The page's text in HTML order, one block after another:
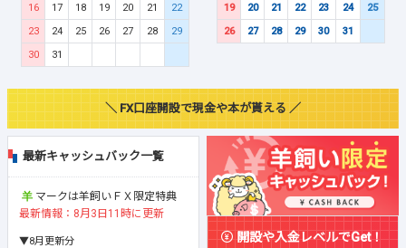
16
17 18 19 20 21
22
23
24 25 26 27 28
29
30
31
19
20 21 22 23 24
25
26
27 28 29 30 31
＼ FX口座開設で現金や本が貰える ／
最新キャッシュバック一覧
マークは羊飼いＦＸ限定特典
最新情報：8月3日11時に更新
▼8月更新分
開設や入金レベルでGet！